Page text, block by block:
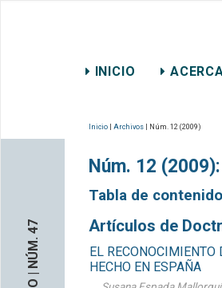
INICIO
INICIO | NÚM. 47
Inicio Archivos | Núm. 12 (2009)
Núm. 12
Tabla de
Artículos de
EL RECONOCIMIENTO
HECHO EN ESPAÑA